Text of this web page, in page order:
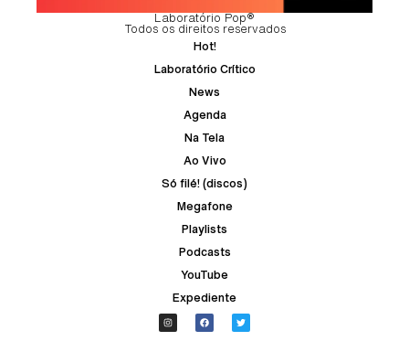
Laboratório Pop®
Todos os direitos reservados
Hot!
Laboratório Crítico
News
Agenda
Na Tela
Ao Vivo
Só filé! (discos)
Megafone
Playlists
Podcasts
YouTube
Expediente